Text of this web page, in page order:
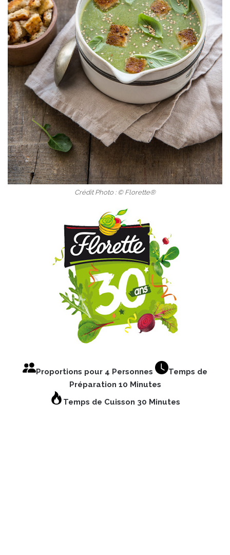
Crédit Photo : © Florette®
Proportions pour 4 Personnes
Temps de
Préparation 10 Minutes
Temps de Cuisson 30 Minutes